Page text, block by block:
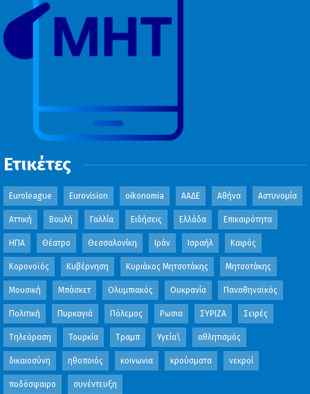
Ετικέτες
Euroleague Eurovision oikonomia ΑΑΔΕ Αθήνα Αστυνομία
Αττική Βουλή Γαλλία Ειδήσεις Ελλάδα Επικαιρότητα
ΗΠΑ Θέατρο Θεσσαλονίκη Ιράν Ισραήλ Καιρός
Κορονοϊός Κυβέρνηση Κυριάκος Μητσοτάκης Μητσοτάκης
Μουσική Μπάσκετ Ολυμπιακός Ουκρανία Παναθηναϊκός
Πολιτική Πυρκαγιά Πόλεμος Ρωσια ΣΥΡΙΖΑ Σειρές
Τηλεόραση Τουρκία Τραμπ Υγεία\ αθλητισμός
δικαιοσύνη ηθοποιός κοινωνια κρούσματα νεκροί
ποδόσφαιρο συνέντευξη